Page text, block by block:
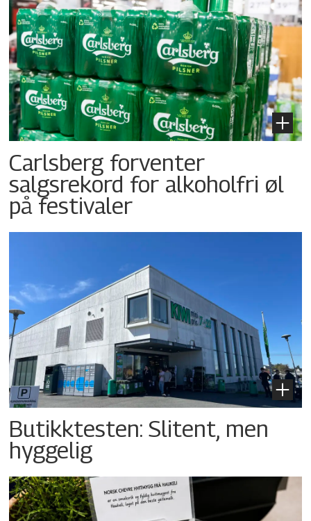
Carlsberg forventer
salgsrekord for alkoholfri øl
på festivaler
Butikktesten: Slitent, men
hyggelig